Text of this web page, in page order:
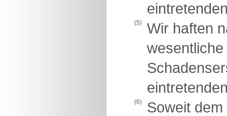
(5)
Wir haften
(6)
Soweit